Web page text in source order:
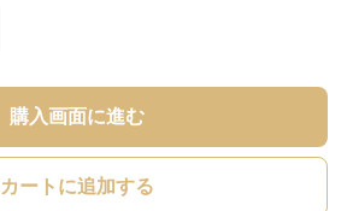
購入画面に進む
カートに追加する